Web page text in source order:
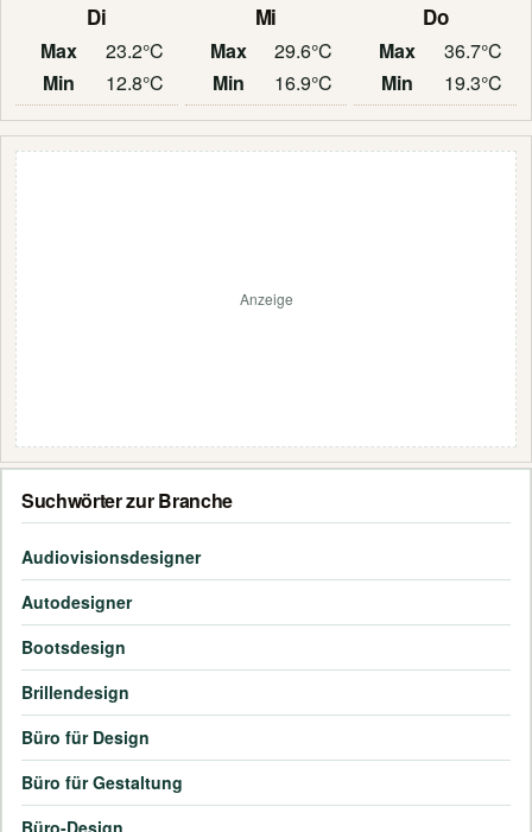
Di
Max
23.2°C
Min
12.8°C
Mi
Max
29.6°C
Min
16.9°C
Do
Max
36.7°C
Min
19.3°C
Anzeige
Suchwörter zur Branche
Audiovisionsdesigner
Autodesigner
Bootsdesign
Brillendesign
Büro für Design
Büro für Gestaltung
Büro-Design